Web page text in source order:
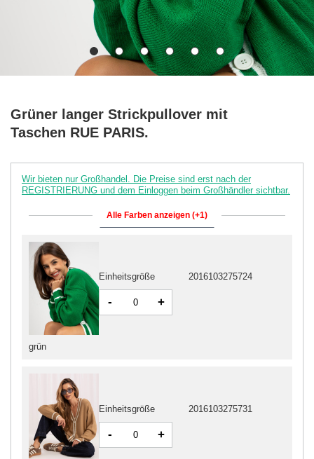
Grüner langer Strickpullover mit
Taschen RUE PARIS.
Wir bieten nur Großhandel. Die Preise sind erst nach der
REGISTRIERUNG und dem Einloggen beim Großhändler sichtbar.
Alle Farben anzeigen (+1)
Einheitsgröße 2016103275731
- +
grün
Einheitsgröße 2016103275724
- +